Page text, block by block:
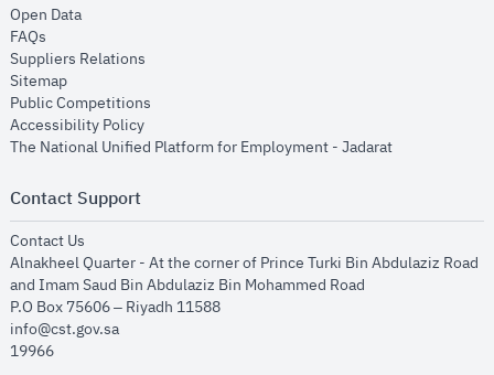
Open Dataopens in new window
FAQs
Suppliers Relations
Sitemapopens in new window
Public Competitions
Accessibility Policyopens in new window
The National Unified Platform for Employment - Jadaratopens in new
Contact Support
Contact Us
Alnakheel Quarter - At the corner of Prince Turki Bin Abdulaziz Road
and Imam Saud Bin Abdulaziz Bin Mohammed Road​
P.O Box 75606 – Riyadh 11588
info@cst.gov.sa
19966